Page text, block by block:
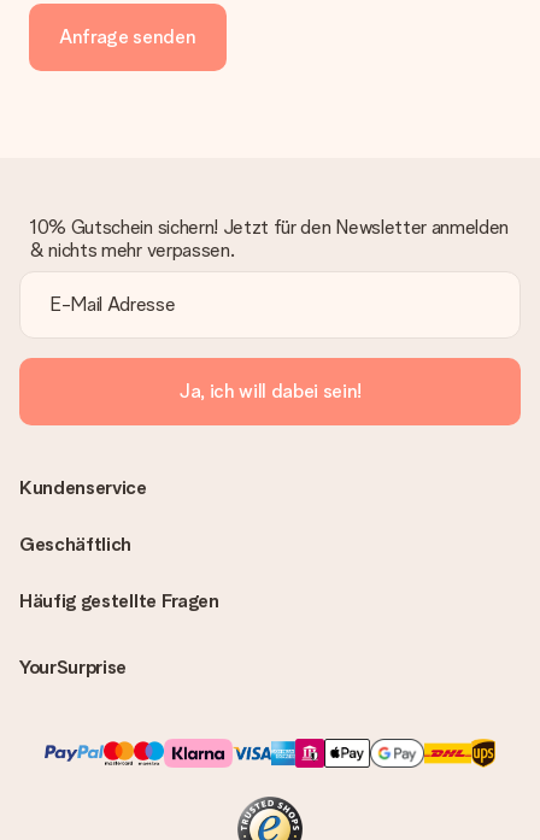
Anfrage senden
10% Gutschein sichern! Jetzt für den Newsletter anmelden
& nichts mehr verpassen.
Ja, ich will dabei sein!
Häufig gestellte Fragen
YourSurprise
Kundenservice
Geschäftlich